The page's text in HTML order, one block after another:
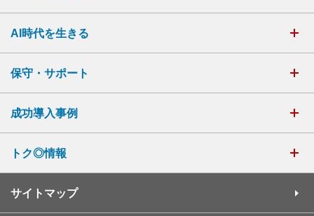
AI時代を生きる
保守・サポート
成功導入事例
トク◎情報
サイトマップ